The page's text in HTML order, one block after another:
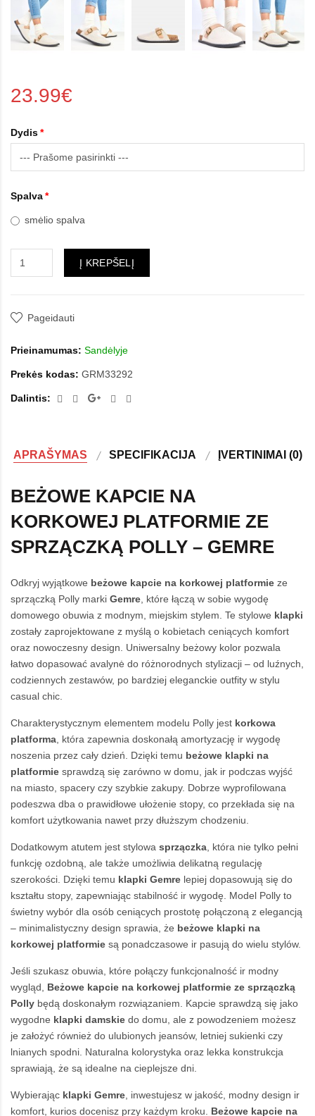
23.99€
Dydis
Spalva
smėlio spalva
Į KREPŠELĮ
Pageidauti
Prieinamumas: Sandėlyje
Prekės kodas: GRM33292
Dalintis:
APRAŠYMAS SPECIFIKACIJA ĮVERTINIMAI (0)
BEŻOWE KAPCIE NA
KORKOWEJ PLATFORMIE ZE
SPRZĄCZKĄ POLLY – GEMRE
Odkryj wyjątkowe beżowe kapcie na korkowej platformie ze
sprzączką Polly marki Gemre , które łączą w sobie wygodę
domowego obuwia z modnym, miejskim stylem. Te stylowe klapki
zostały zaprojektowane z myślą o kobietach ceniących komfort
oraz nowoczesny design. Uniwersalny beżowy kolor pozwala
łatwo dopasować avalynė do różnorodnych stylizacji – od luźnych,
codziennych zestawów, po bardziej eleganckie outfity w stylu
casual chic.
Charakterystycznym elementem modelu Polly jest korkowa
platforma , która zapewnia doskonałą amortyzację ir wygodę
noszenia przez cały dzień. Dzięki temu beżowe klapki na
platformie sprawdzą się zarówno w domu, jak ir podczas wyjść
na miasto, spacery czy szybkie zakupy. Dobrze wyprofilowana
podeszwa dba o prawidłowe ułożenie stopy, co przekłada się na
komfort użytkowania nawet przy dłuższym chodzeniu.
Dodatkowym atutem jest stylowa sprzączka , która nie tylko pełni
funkcję ozdobną, ale także umożliwia delikatną regulację
szerokości. Dzięki temu klapki Gemre lepiej dopasowują się do
kształtu stopy, zapewniając stabilność ir wygodę. Model Polly to
świetny wybór dla osób ceniących prostotę połączoną z elegancją
– minimalistyczny design sprawia, że beżowe klapki na
korkowej platformie są ponadczasowe ir pasują do wielu stylów.
Jeśli szukasz obuwia, które połączy funkcjonalność ir modny
wygląd, Beżowe kapcie na korkowej platformie ze sprzączką
Polly będą doskonałym rozwiązaniem. Kapcie sprawdzą się jako
wygodne klapki damskie do domu, ale z powodzeniem możesz
je założyć również do ulubionych jeansów, letniej sukienki czy
lnianych spodni. Naturalna kolorystyka oraz lekka konstrukcja
sprawiają, że są idealne na cieplejsze dni.
Wybierając klapki Gemre , inwestujesz w jakość, modny design ir
komfort, kurios docenisz przy każdym kroku. Beżowe kapcie na